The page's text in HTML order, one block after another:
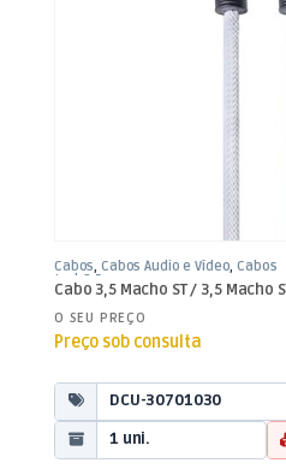
Cabos,Cabos Áudio e Vídeo,Cabos
Jack 3,5mm
Cabo 3,5 Macho ST / 3,5 Macho
O SEU PREÇO
Preço sob consulta
DCU-30701030
1 uni.